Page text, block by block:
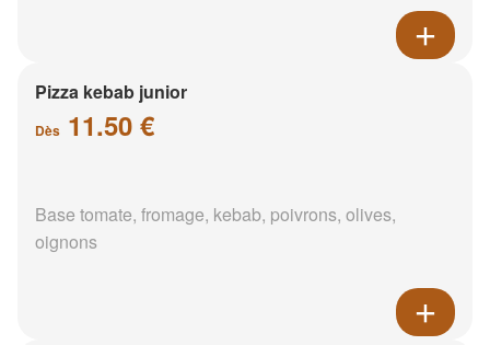
Pizza kebab junior
Dès 11.50 €
Base tomate, fromage, kebab, poivrons, olives,
oignons